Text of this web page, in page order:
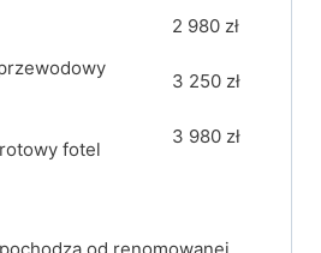
2 980 zł
3 250 zł
fotel
3 980 zł
od renomowanej